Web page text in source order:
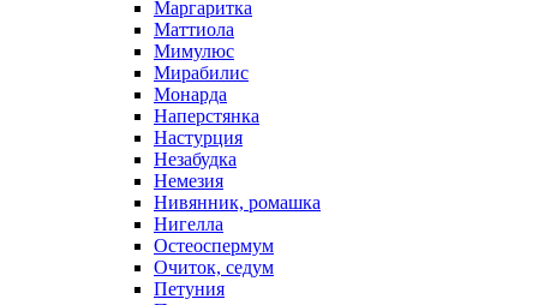
Маргаритка
Маттиола
Мимулюс
Мирабилис
Монарда
Наперстянка
Настурция
Незабудка
Немезия
Нивянник, ромашка
Нигелла
Остеоспермум
Очиток, седум
Петуния